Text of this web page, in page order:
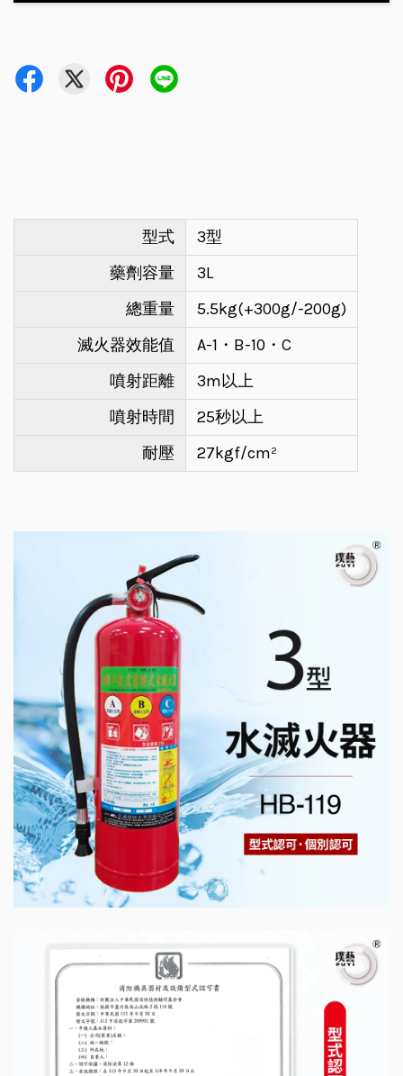
型式
3型
藥劑容量
3L
總重量
5.5kg(+300g/-200g)
滅火器效能值
A-1・B-10・C
噴射距離
3m以上
噴射時間
25秒以上
耐壓
27kgf/cm²